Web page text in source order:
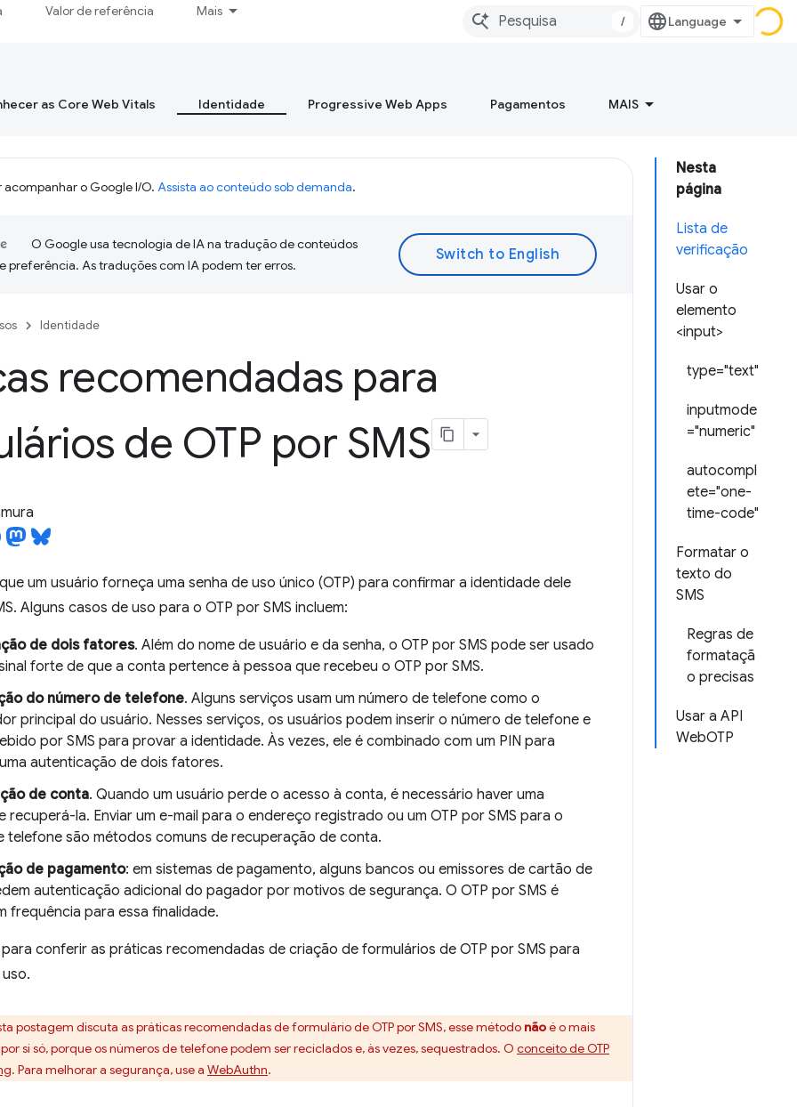
Valor de referência Mais
/
as Core Web Vitals Identidade Progressive Web Apps Pagamentos MAIS
Nesta
página
Lista de
verificação
Usar o
elemento
<input>
type="text"
inputmode
="numeric"
autocompl
ete="one-
time-code"
Formatar o
texto do
SMS
Regras de
formataçã
o precisas
Usar a API
WebOTP
o Google I/O. Assista ao conteúdo sob demanda.
O Google usa tecnologia de IA na tradução de conteúdos
preferência. As traduções com IA podem ter erros.
Identidade
recomendadas para
de OTP por SMS
um usuário forneça uma senha de uso único (OTP) para confirmar a identidade dele
Alguns casos de uso para o OTP por SMS incluem:
de dois fatores. Além do nome de usuário e da senha, o OTP por SMS pode ser usado
forte de que a conta pertence à pessoa que recebeu o OTP por SMS.
do número de telefone. Alguns serviços usam um número de telefone como o
principal do usuário. Nesses serviços, os usuários podem inserir o número de telefone e
por SMS para provar a identidade. Às vezes, ele é combinado com um PIN para
autenticação de dois fatores.
de conta. Quando um usuário perde o acesso à conta, é necessário haver uma
recuperá-la. Enviar um e-mail para o endereço registrado ou um OTP por SMS para o
telefone são métodos comuns de recuperação de conta.
de pagamento: em sistemas de pagamento, alguns bancos ou emissores de cartão de
autenticação adicional do pagador por motivos de segurança. O OTP por SMS é
frequência para essa finalidade.
conferir as práticas recomendadas de criação de formulários de OTP por SMS para
postagem discuta as práticas recomendadas de formulário de OTP por SMS, esse método nãoé o mais
si só, porque os números de telefone podem ser reciclados e, às vezes, sequestrados. O conceito de OTP
. Para melhorar a segurança, use a WebAuthn.